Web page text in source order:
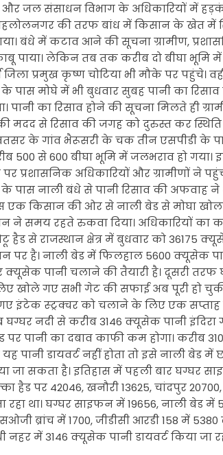
और जल संसाधन विभाग के अधिकारियों में
की तरफ बांध में किसान के खेत में
बंधे में कटाव आने की सूचना ग्रामीण,
पाया। लेकिन तब तक करीब दो बीघा भूमि
जिला प्रमुख कृष्ण चोटिया भी मौके पर
के पास मोघे में भी बुधवार सुबह पानी का
पानी का रिसाव होने की सूचना मिलते ही
मदद से रिसाव की जगह को दुरुस्त कर
के गांव भैरूसरी के चक तीन एसपीडी के
500 से 600 बीघा भूमि में जलभराव हो
पर प्रशासनिक अधिकारियों और ग्रामीणों ने
के पास नाली बंधे से पानी रिसाव की अफवाह ने
किसान की ओर से नाली बेड से मोघा
ने समय रहते रुकवा दिया। अधिकारियों का
हैड से राजस्थान क्षेत्र में बुधवार को 36175
पर है। नाली बेड में फिलहाल 5600 क्यूसेक
पानी चलाने की तैयारी है। दूसरी तरफ
खोले गए सभी गेट की सफाई अब पूरी हो चुकी
इंटेक स्ट्रक्चर को चलाने के लिए एक
नदी से करीब 3146 क्यूसेक पानी इंदिरा
पानी का दबाव काफी कम होगा। करीब
पानी डायवर्ट नहीं होता तो इसे नाली बेड
जा सकता है। इतिहास में पहली बार घग्घर
हैड पर 42046, खनौरी 13625, चांदपुर
रहा था। घग्घर साइफन में 19656, नाली बेड में
ब्रांच में 1700, जीडीसी आरडी 158 में
नहर में 3146 क्यूसेक पानी डायवर्ट किया जा